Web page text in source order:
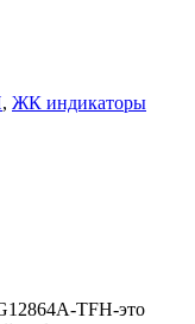
, ЖК индикаторы
TFH-это